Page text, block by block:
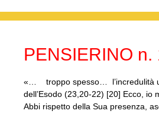
b
o
A
p
a
PENSIERINO
«… troppo spesso… l’incredulità
dell’Esodo (23,20-22) [20] Ecco,
Abbi rispetto della Sua presenza,